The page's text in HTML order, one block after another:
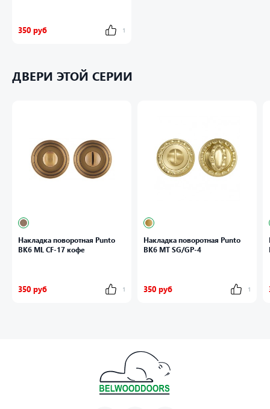
350 руб 1
ДВЕРИ ЭТОЙ СЕРИИ
Накладка поворотная Punto
BK6 ML CF-17 кофе
350 руб 1
Накладка поворотная Punto
BK6 MT SG/GP-4
350 руб 1